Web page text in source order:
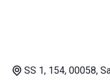
gioco , per trascorrere
SS 1, 154, 00058,